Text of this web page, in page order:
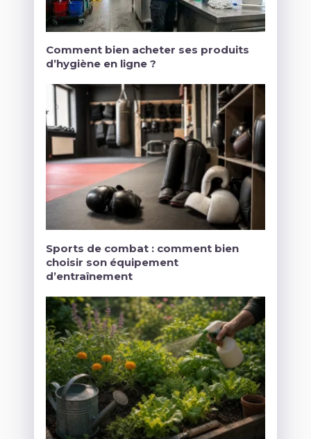
Comment bien acheter ses produits
d’hygiène en ligne ?
Sports de combat : comment bien
choisir son équipement
d’entraînement